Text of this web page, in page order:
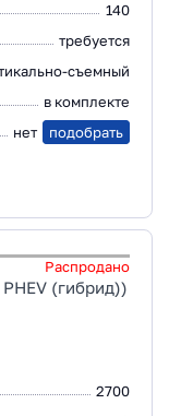
140
требуется
съемный
в комплекте
нет подобрать
Распродано
(гибрид))
2700